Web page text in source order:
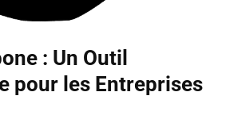
: Un Outil
pour les Entreprises